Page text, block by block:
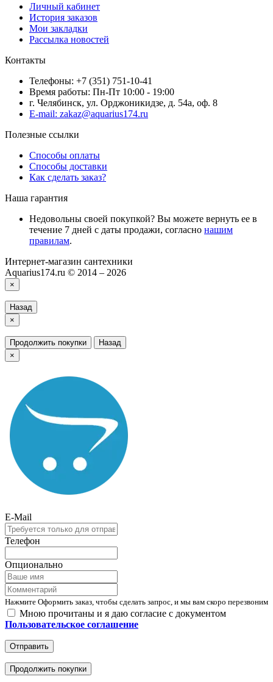
Личный кабинет
История заказов
Мои закладки
Рассылка новостей
Контакты
Телефоны: +7 (351) 751-10-41
Время работы: Пн-Пт 10:00 - 19:00
г. Челябинск, ул. Орджоникидзе, д. 54а, оф. 8
E-mail: zakaz@aquarius174.ru
Полезные ссылки
Способы оплаты
Способы доставки
Как сделать заказ?
Наша гарантия
Недовольны своей покупкой? Вы можете вернуть ее в
течение 7 дней с даты продажи, согласно нашим
правилам.
Интернет-магазин сантехники
Aquarius174.ru © 2014 – 2026
×
Назад
×
Продолжить покупки
Назад
×
E-Mail
Телефон
Опционально
Нажмите Оформить заказ, чтобы сделать запрос, и мы вам скоро перезвоним
Мною прочитаны и я даю согласие с документом
Пользовательское соглашение
Отправить
Продолжить покупки